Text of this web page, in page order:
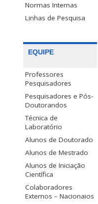
Normas Internas
Linhas de Pesquisa
EQUIPE
Professores
Pesquisadores
Pesquisadores e Pós-
Doutorandos
Técnica de
Laboratório
Alunos de Doutorado
Alunos de Mestrado
Alunos de Iniciação
Científica
Colaboradores
Externos – Nacionaios